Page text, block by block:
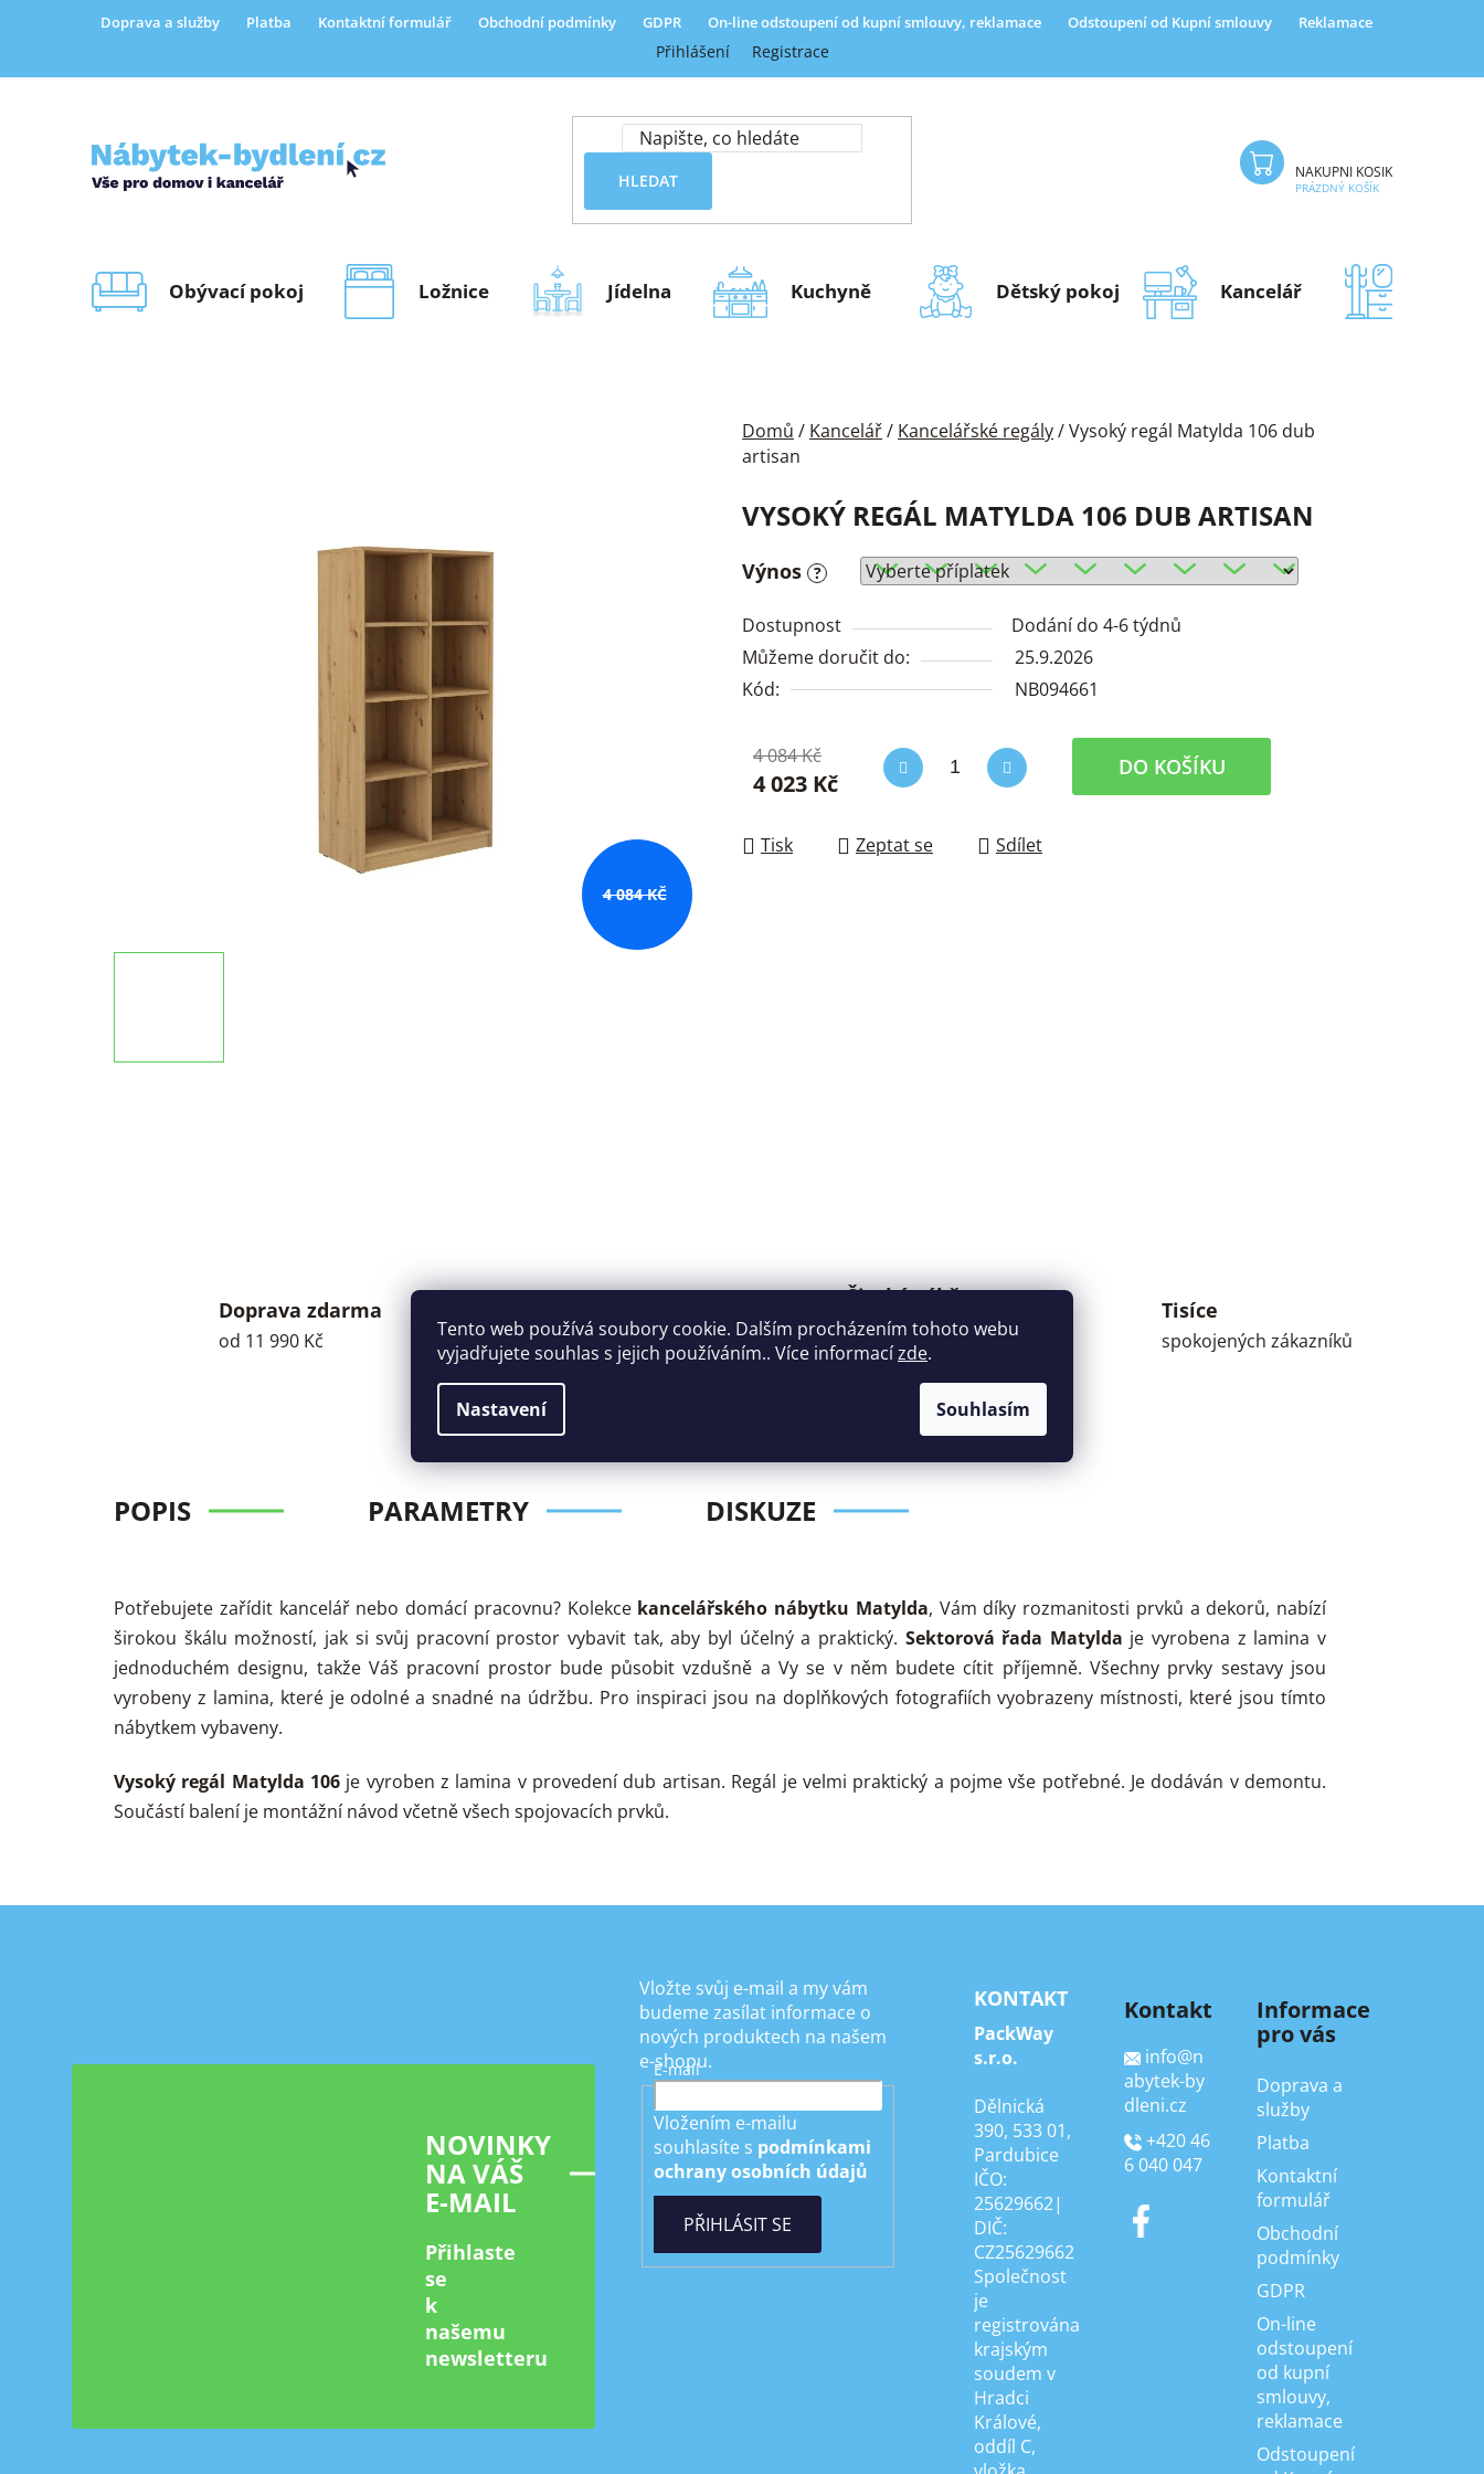
Tento web používá soubory cookie. Dalším procházením tohoto webu
vyjadřujete souhlas s jejich používáním.. Více informacízde.
Nastavení Souhlasím
Doprava a služby Platba Kontaktní formulář Obchodní podmínky GDPR On-line odstoupení od kupní smlouvy, reklamace Odstoupení od Kupní smlouvy Reklamace
Přihlášení Registrace
HLEDAT NÁKUPNÍ KOŠÍK
PRÁZDNÝ KOŠÍK
Obývací pokoj Ložnice Jídelna Kuchyně Dětský pokoj Kancelář
Domů / Kancelář/ Kancelářské regály/Vysoký regál Matylda 106 dub
artisan
VYSOKÝ REGÁL MATYLDA 106 DUB ARTISAN
Výnos ?
Dostupnost
Dodání do 4-6 týdnů
Můžeme doručit do:
25.9.2026
Kód:
NB094661
4 084 Kč
4 023 Kč
DO KOŠÍKU
Tisk Zeptat se Sdílet
4 084 KČ
Doprava zdarma
od 11 990 Kč zákaznická podpora
Široký výběr
nábytku za rozumné
ceny
Tisíce
spokojených zákazníků
POPIS PARAMETRY DISKUZE
Potřebujete zařídit kancelář nebo domácí pracovnu? Kolekce kancelářského nábytku Matylda, Vám díky rozmanitosti prvků a dekorů, nabízí
širokou škálu možností, jak si svůj pracovní prostor vybavit tak, aby byl účelný a praktický. Sektorová řada Matylda je vyrobena z lamina v
jednoduchém designu, takže Váš pracovní prostor bude působit vzdušně a Vy se v něm budete cítit příjemně. Všechny prvky sestavy jsou
vyrobeny z lamina, které je odolné a snadné na údržbu. Pro inspiraci jsou na doplňkových fotografiích vyobrazeny místnosti, které jsou tímto
nábytkem vybaveny.
Vysoký regál Matylda 106 je vyroben z lamina v provedení dub artisan. Regál je velmi praktický a pojme vše potřebné. Je dodáván v demontu.
Součástí balení je montážní návod včetně všech spojovacích prvků.
NOVINKY
NA VÁŠ
E-MAIL
Přihlaste
se
k
našemu
newsletteru
Vložte svůj e-mail a my vám
budeme zasílat informace o
nových produktech na našem
e-shopu.
E-mail
Vložením e-mailu
souhlasíte s podmínkami
ochrany osobních údajů
PŘIHLÁSIT SE
KONTAKT
PackWay
s.r.o.
Dělnická
390, 533 01,
Pardubice
IČO:
25629662|
DIČ:
CZ25629662
Společnost
je
registrována
krajským
soudem v
Hradci
Králové,
oddíl C,
Kontakt
info@n
abytek-by
dleni.cz
+420 46
6 040 047
Informace
pro vás
Doprava a
služby
Platba
Kontaktní
formulář
Obchodní
podmínky
GDPR
On-line
odstoupení
od kupní
smlouvy,
reklamace
Odstoupení